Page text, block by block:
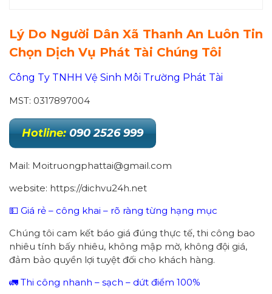
Lý Do Người Dân Xã Thanh An Luôn Tin
Chọn Dịch Vụ Phát Tài Chúng Tôi
Công Ty TNHH Vệ Sinh Môi Trường Phát Tài
MST: 0317897004
Hotline: 090 2526 999
Mail: Moitruongphattai@gmail.com
website: https://dichvu24h.net
💵 Giá rẻ – công khai – rõ ràng từng hạng mục
Chúng tôi cam kết báo giá đúng thực tế, thi công bao
nhiêu tính bấy nhiêu, không mập mờ, không đội giá,
đảm bảo quyền lợi tuyệt đối cho khách hàng.
🚛 Thi công nhanh – sạch – dứt điểm 100%